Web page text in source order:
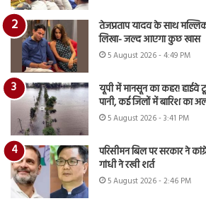
तेजप्रताप यादव के साथ
लिखा- जल्द आएगा कुछ खास
5 August 2026 - 4:49 PM
यूपी में मानसून का कहर! हाईवे
पानी, कई जिलों में बारिश का
5 August 2026 - 3:41 PM
परिसीमन बिल पर सरकार ने
गांधी ने रखी शर्त
5 August 2026 - 2:46 PM